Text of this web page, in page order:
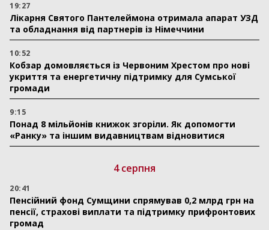
19:27
Лікарня Святого Пантелеймона отримала апарат УЗД
та обладнання від партнерів із Німеччини
10:52
Кобзар домовляється із Червоним Хрестом про нові
укриття та енергетичну підтримку для Сумської
громади
9:15
Понад 8 мільйонів книжок згоріли. Як допомогти
«Ранку» та іншим видавництвам відновитися
4 серпня
20:41
Пенсійний фонд Сумщини спрямував 0,2 млрд грн на
пенсії, страхові виплати та підтримку прифронтових
громад